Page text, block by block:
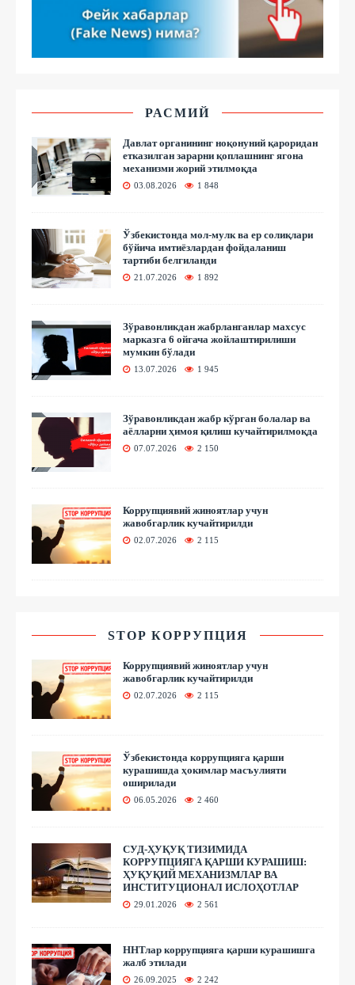
РАСМИЙ
Давлат органининг ноқонуний қароридан
етказилган зарарни қоплашнинг ягона
механизми жорий этилмоқда
03.08.2026 1 848
Ўзбекистонда мол-мулк ва ер солиқлари
бўйича имтиёзлардан фойдаланиш
тартиби белгиланди
21.07.2026 1 892
Зўравонликдан жабрланганлар махсус
марказга 6 ойгача жойлаштирилиши
мумкин бўлади
13.07.2026 1 945
Зўравонликдан жабр кўрган болалар ва
аёлларни ҳимоя қилиш кучайтирилмоқда
07.07.2026 2 150
Коррупциявий жиноятлар учун
жавобгарлик кучайтирилди
02.07.2026 2 115
STOP КОРРУПЦИЯ
Коррупциявий жиноятлар учун
жавобгарлик кучайтирилди
02.07.2026 2 115
Ўзбекистонда коррупцияга қарши
курашишда ҳокимлар масъулияти
оширилади
06.05.2026 2 460
СУД-ҲУҚУҚ ТИЗИМИДА
КОРРУПЦИЯГА ҚАРШИ КУРАШИШ:
ҲУҚУҚИЙ МЕХАНИЗМЛАР ВА
ИНСТИТУЦИОНАЛ ИСЛОҲОТЛАР
29.01.2026 2 561
ННТлар коррупцияга қарши курашишга
жалб этилади
26.09.2025 2 242